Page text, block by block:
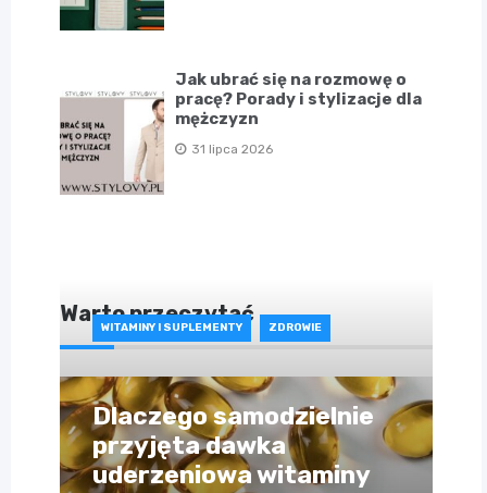
Jak ubrać się na rozmowę o
pracę? Porady i stylizacje dla
mężczyzn
31 lipca 2026
Warto przeczytać
WITAMINY I SUPLEMENTY ZDROWIE
Dlaczego samodzielnie
przyjęta dawka
uderzeniowa witaminy